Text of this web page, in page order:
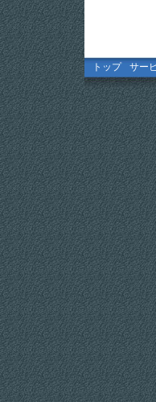
トップ サー